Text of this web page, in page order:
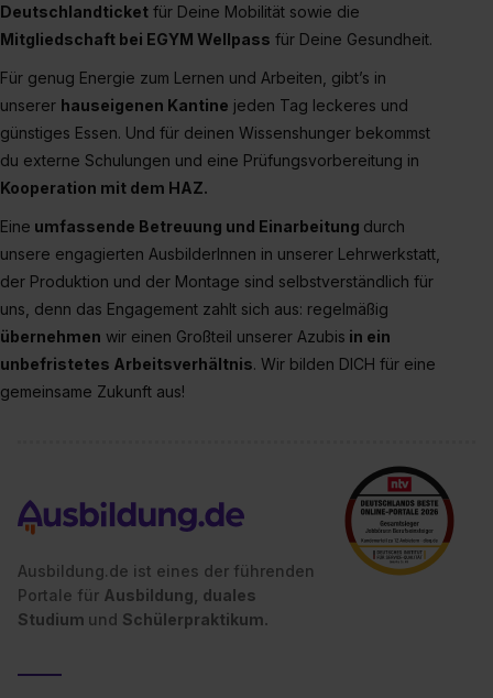
Media und Marketing“ umfasst hierbei die Einwilligung
zur Übermittlung deiner Daten in die USA (Art. 49 Abs. 1
angemessenes Datenschutzniveau (EuGH – Schrems
II). Du kannst die von dir erteilte Einwilligung jederzeit mit
Wirkung für die Zukunft ganz oder teilweise über unsere
Datenschutzerklärung unter dem Punkt „Datenschutz-
Einstellungen“ widerrufen. Weitere Informationen zu den
einzelnen Cookies findest du durch Klick auf „Details
zeigen“. Weitere Informationen:Datenschutzerklärung
Impressum .
Deutschlandticket für Deine Mobilität sowie die
Mitgliedschaft bei EGYM Wellpass für Deine Gesundheit.
Für genug Energie zum Lernen und Arbeiten, gibt’s in
unserer hauseigenen Kantine jeden Tag leckeres und
günstiges Essen. Und für deinen Wissenshunger bekommst
du externe Schulungen und eine Prüfungsvorbereitung in
Kooperation mit dem HAZ.
Eine umfassende Betreuung und Einarbeitung durch
unsere engagierten AusbilderInnen in unserer Lehrwerkstatt,
der Produktion und der Montage sind selbstverständlich für
uns, denn das Engagement zahlt sich aus: regelmäßig
übernehmen wir einen Großteil unserer Azubis in ein
unbefristetes Arbeitsverhältnis. Wir bilden DICH für eine
gemeinsame Zukunft aus!
Ausbildung.de ist eines der führenden
Portale für Ausbildung, duales
Studium und Schülerpraktikum.